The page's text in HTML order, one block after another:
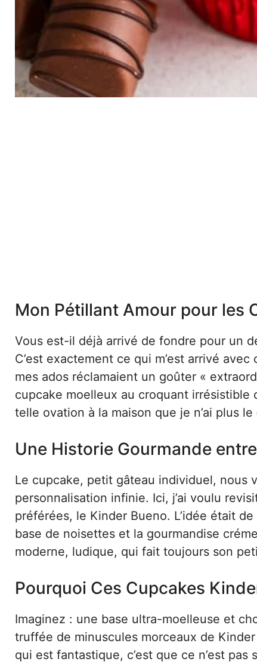
Mon Pétillant Amour pour les
Vous est-il déjà arrivé de fondre pour un
C’est exactement ce qui m’est arrivé
mes ados réclamaient un goûter «
cupcake moelleux au croquant
telle ovation à la maison que je n’ai plus
Une Historie Gourmande
Le cupcake, petit gâteau individuel, nous
personnalisation infinie. Ici, j’ai voulu
préférées, le Kinder Bueno. L’idée était
base de noisettes et la gourmandise
moderne, ludique, qui fait toujours son
Pourquoi Ces Cupcakes
Imaginez : une base ultra-moelleuse et
truffée de minuscules morceaux de
qui est fantastique, c’est que ce n’est